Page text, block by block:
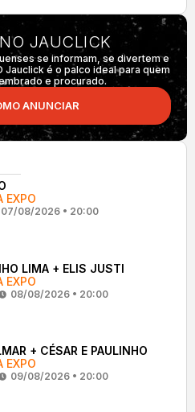
JAUCLICK
se informam, se divertem e
Jauclick é o palco ideal para quem
e procurado.
ANUNCIAR
EXPO
07/08/2026 • 20:00
LIMA + ELIS JUSTI
EXPO
08/08/2026 • 20:00
+ CÉSAR E PAULINHO
EXPO
09/08/2026 • 20:00